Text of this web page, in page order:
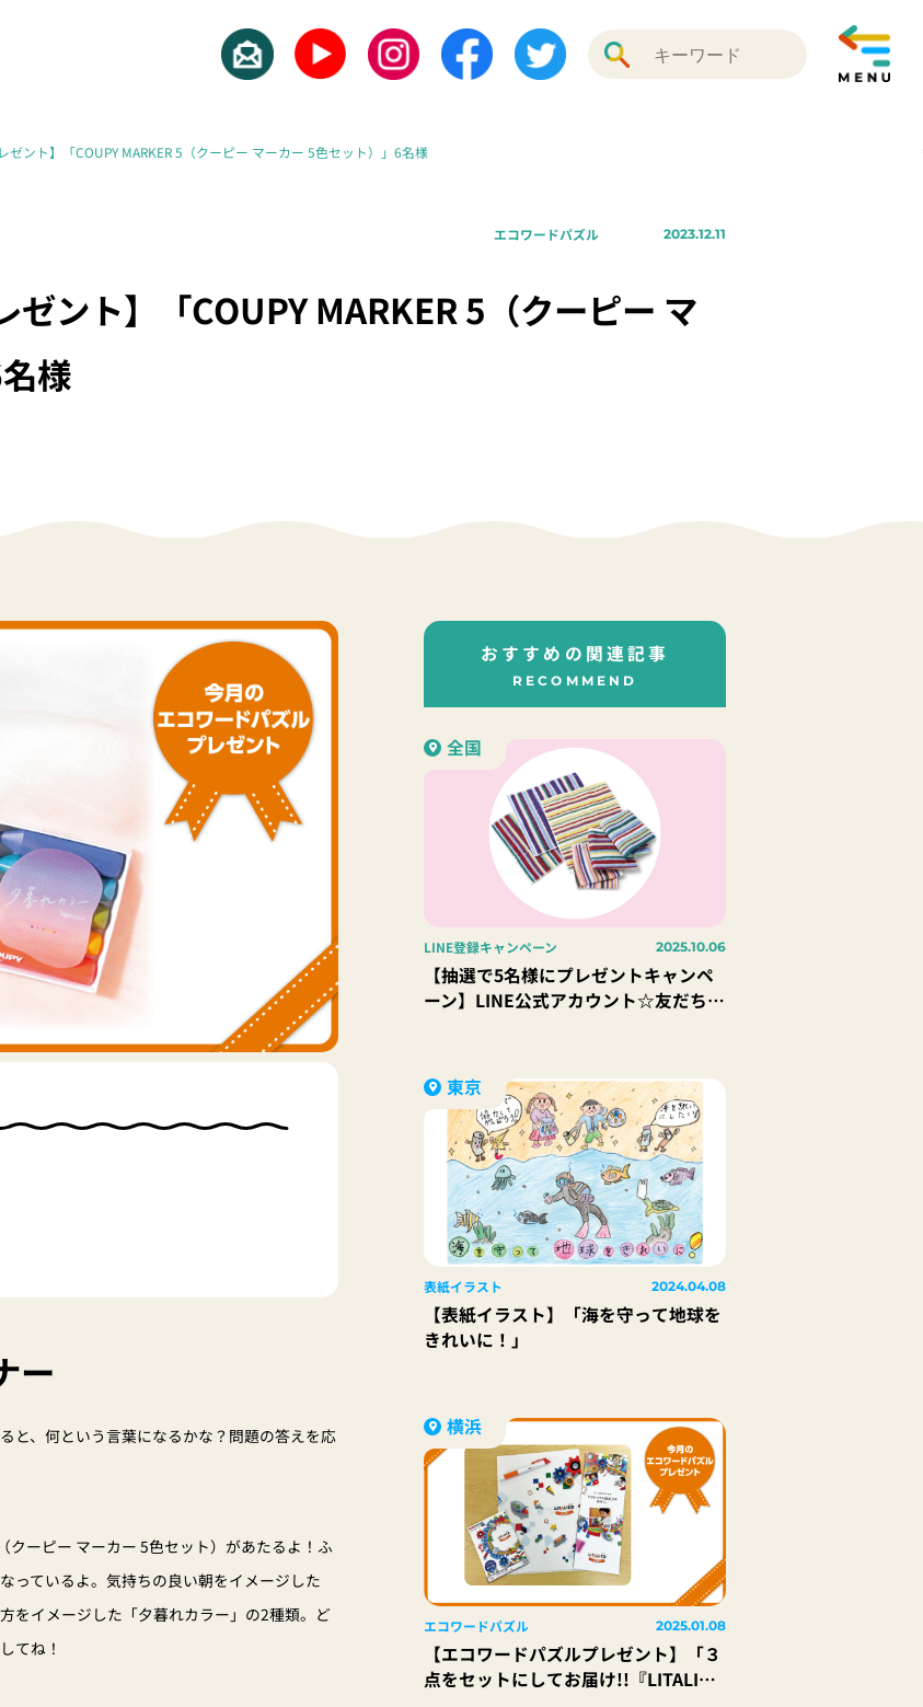
ゼント】「COUPY MARKER 5（クーピー マーカー 5色セット）」6名様
エコワードパズル 2023.12.11
ゼント】「COUPY MARKER 5（クーピー マ
様
ー
と、何という言葉になるかな？問題の答えを応
クーピー マーカー 5色セット）があたるよ！ふ
っているよ。気持ちの良い朝をイメージした
をイメージした「夕暮れカラー」の2種類。ど
てね！
おすすめの関連記事
RECOMMEND
全国
LINE登録キャンペーン 2025.10.06
【抽選で5名様にプレゼントキャンペ
ーン】LINE公式アカウント☆友だち
東京
表紙イラスト 2024.04.08
【表紙イラスト】「海を守って地球を
きれいに！」
横浜
エコワードパズル 2025.01.08
【エコワードパズルプレゼント】「３
点をセットにしてお届け!!『LITALICO